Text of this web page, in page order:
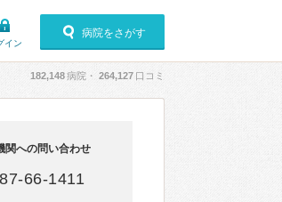
イン
病院をさがす
182,148病院・ 264,127 口コミ
関への問い合わせ
66-1411